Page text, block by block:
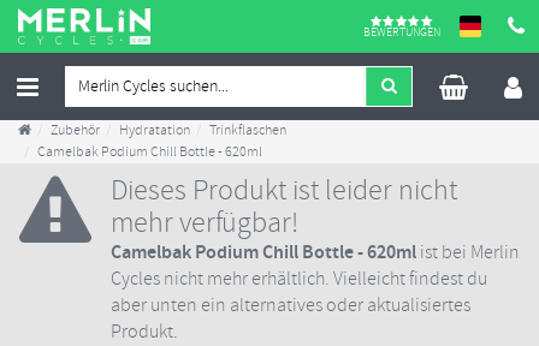
BEWERTUNGEN
Zubehör Hydratation
Trinkflaschen
Camelbak Podium Chill Bottle - 620ml
Dieses Produkt ist leider nicht
mehr verfügbar!
Camelbak Podium Chill Bottle - 620mlist bei Merlin
Cycles nicht mehr erhältlich. Vielleicht findest du
aber unten ein alternatives oder aktualisiertes
Produkt.